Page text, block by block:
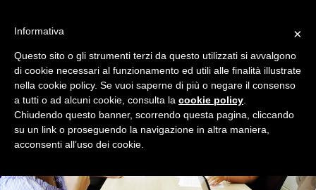
MENU
Servizi Rassegna Stampa Contatti
CHI
SIAMO
SERVIZI
Servizio
Sociale
Centro
per
famiglie
Strutture
per
Sportello
assistenti
CONCORSI
GARE
×
Informativa
Questo sito o gli strumenti terzi da questo utilizzati si avvalgono
di cookie necessari al funzionamento ed utili alle finalità illustrate
nella cookie policy. Se vuoi saperne di più o negare il consenso
a tutti o ad alcuni cookie, consulta la cookie policy
Chiudendo questo banner, scorrendo questa pagina, cliccando
su un link o proseguendo la navigazione in altra maniera,
acconsenti all’uso dei cookie.